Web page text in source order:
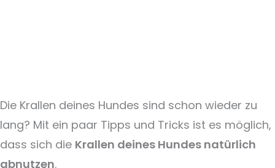
Die Krallen deines Hundes sind schon wieder zu
lang? Mit ein paar Tipps und Tricks ist es möglich,
dass sich die Krallen deines Hundes natürlich
abnutzen.